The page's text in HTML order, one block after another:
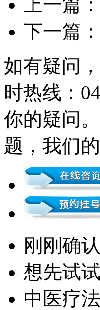
上一篇：
下一篇：
如有疑问
时热线：
你的疑问
题，我们
刚刚确
想先试
中医疗